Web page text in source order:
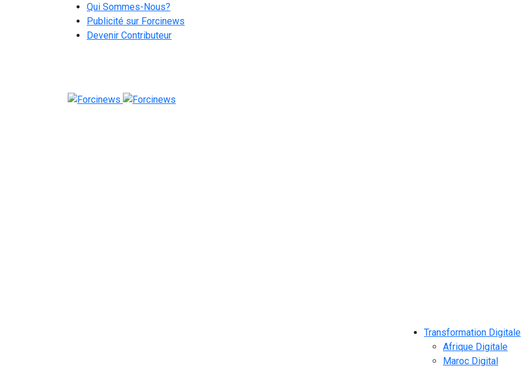
Qui Sommes-Nous?
Publicité sur Forcinews
Devenir Contributeur
Transformation Digitale
Afrique Digitale
Maroc Digital